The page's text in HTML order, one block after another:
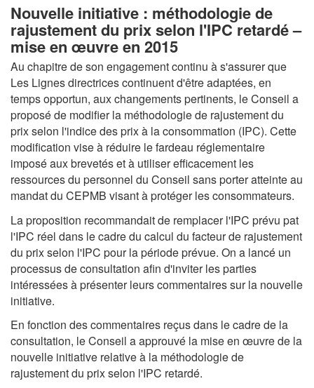
Nouvelle initiative : méthodologie de
rajustement du prix selon l'IPC retardé –
mise en œuvre en 2015
Au chapitre de son engagement continu à s'assurer que
Les Lignes directrices continuent d'être adaptées, en
temps opportun, aux changements pertinents, le Conseil a
proposé de modifier la méthodologie de rajustement du
prix selon l'indice des prix à la consommation (IPC). Cette
modification vise à réduire le fardeau réglementaire
imposé aux brevetés et à utiliser efficacement les
ressources du personnel du Conseil sans porter atteinte au
mandat du CEPMB visant à protéger les consommateurs.
La proposition recommandait de remplacer l'IPC prévu pat
l'IPC réel dans le cadre du calcul du facteur de rajustement
du prix selon l'IPC pour la période prévue. On a lancé un
processus de consultation afin d'inviter les parties
intéressées à présenter leurs commentaires sur la nouvelle
initiative.
En fonction des commentaires reçus dans le cadre de la
consultation, le Conseil a approuvé la mise en œuvre de la
nouvelle initiative relative à la méthodologie de
rajustement du prix selon l'IPC retardé.